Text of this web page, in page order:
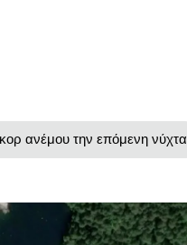
ανέμου την επόμενη νύχτα